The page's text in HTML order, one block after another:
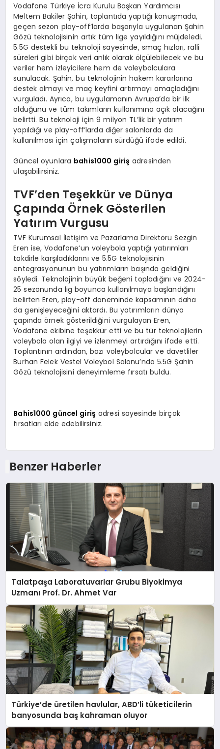
Vodafone Türkiye İcra Kurulu Başkan Yardımcısı
Meltem Bakiler Şahin, toplantıda yaptığı konuşmada,
geçen sezon play-off’larda başarıyla uygulanan Şahin
Gözü teknolojisinin artık tüm lige yayıldığını müjdeledi.
5.5G destekli bu teknoloji sayesinde, smaç hızları, ralli
süreleri gibi birçok veri anlık olarak ölçülebilecek ve bu
veriler hem izleyicilere hem de voleybolculara
sunulacak. Şahin, bu teknolojinin hakem kararlarına
destek olmayı ve maç keyfini artırmayı amaçladığını
vurguladı. Ayrıca, bu uygulamanın Avrupa’da bir ilk
olduğunu ve tüm takımların kullanımına açık olacağını
belirtti. Bu teknoloji için 9 milyon TL’lik bir yatırım
yapıldığı ve play-off’larda diğer salonlarda da
kullanılması için çalışmaların sürdüğü ifade edildi.
Güncel oyunlara bahis1000 giriş adresinden
ulaşabilirsiniz.
TVF’den Teşekkür ve Dünya
Çapında Örnek Gösterilen
Yatırım Vurgusu
TVF Kurumsal İletişim ve Pazarlama Direktörü Sezgin
Eren ise, Vodafone’un voleybola yaptığı yatırımları
takdirle karşıladıklarını ve 5.5G teknolojisinin
entegrasyonunun bu yatırımların başında geldiğini
söyledi. Teknolojinin büyük beğeni topladığını ve 2024-
25 sezonunda lig boyunca kullanılmaya başlandığını
belirten Eren, play-off döneminde kapsamının daha
da genişleyeceğini aktardı. Bu yatırımların dünya
çapında örnek gösterildiğini vurgulayan Eren,
Vodafone ekibine teşekkür etti ve bu tür teknolojilerin
voleybola olan ilgiyi ve izlenmeyi artırdığını ifade etti.
Toplantının ardından, bazı voleybolcular ve davetliler
Burhan Felek Vestel Voleybol Salonu’nda 5.5G Şahin
Gözü teknolojisini deneyimleme fırsatı buldu.
Bahis1000 güncel giriş adresi sayesinde birçok
fırsatları elde edebilirsiniz.
Benzer Haberler
Talatpaşa Laboratuvarlar Grubu Biyokimya
Uzmanı Prof. Dr. Ahmet Var
Türkiye’de üretilen havlular, ABD’li tüketicilerin
banyosunda baş kahraman oluyor